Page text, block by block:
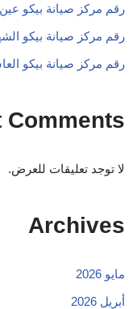
رقم مركز صيانة بيكو عين شمس
رقم مركز صيانة بيكو الشهداء
رقم مركز صيانة بيكو العاشر من
Comments
لا توجد تعليقات للعرض.
Archives
مايو 2026
أبريل 2026